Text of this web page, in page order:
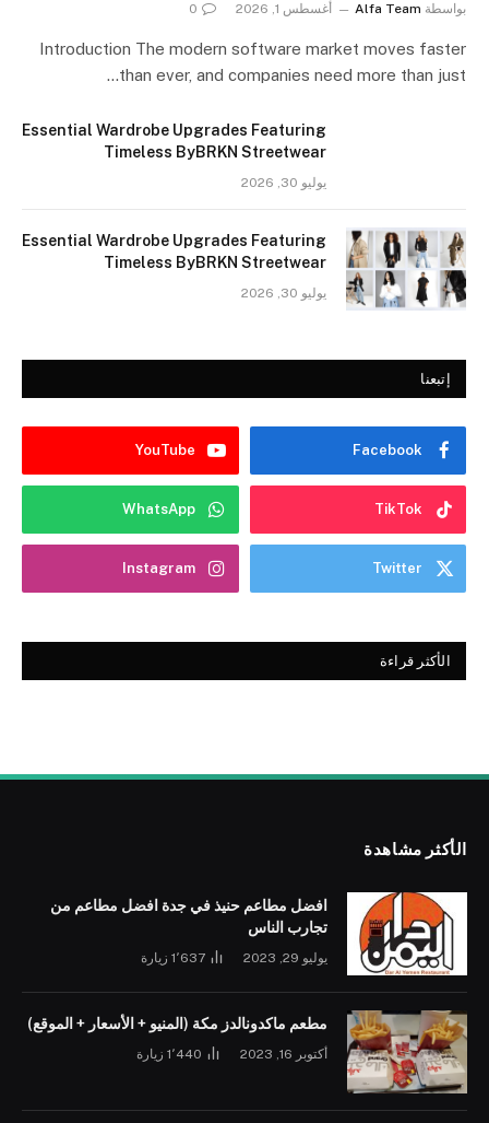
بواسطة Alfa Team أغسطس 1, 2026 0
Introduction The modern software market moves faster
than ever, and companies need more than just…
Essential Wardrobe Upgrades Featuring
Timeless ByBRKN Streetwear
يوليو 30, 2026
Essential Wardrobe Upgrades Featuring
Timeless ByBRKN Streetwear
يوليو 30, 2026
إتبعنا
Facebook
YouTube
TikTok
WhatsApp
Twitter
Instagram
الأكثر قراءة
الأكثر مشاهدة
افضل مطاعم حنيذ في جدة افضل مطاعم من
تجارب الناس
يوليو 29, 2023 1٬637 زيارة
مطعم ماكدونالدز مكة (المنيو + الأسعار + الموقع)
أكتوبر 16, 2023 1٬440 زيارة